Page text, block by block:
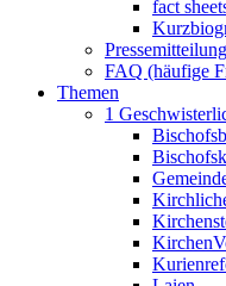
fact
FAQ (häufige
Themen
1